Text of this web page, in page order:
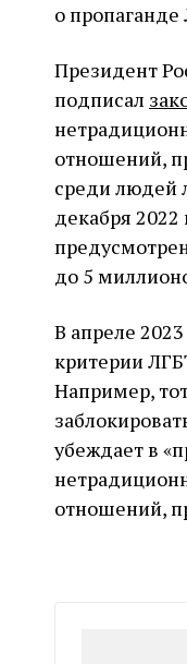
о пропаганде
Президент
подписал
отношений,
среди людей
декабря
до 5
В апреле
критерии
Например,
убеждает в
отношений,